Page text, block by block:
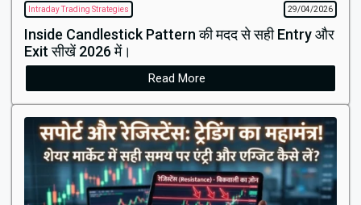
Intraday Trading Strategies 29/04/2026
Inside Candlestick Pattern की मदद से सही Entry और
Exit सीखें 2026 में।
Read More